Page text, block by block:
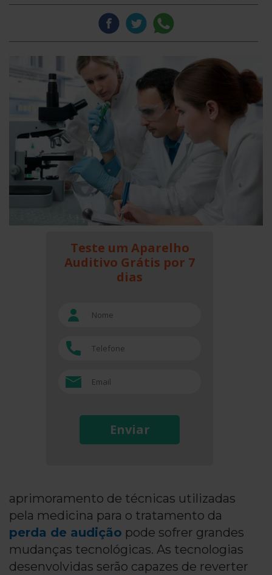
Teste um Aparelho
Auditivo Grátis por 7
dias
Enviar
aprimoramento de técnicas utilizadas
pela medicina para o tratamento da
perda de audição pode sofrer grandes
mudanças tecnológicas. As tecnologias
desenvolvidas serão capazes de reverter